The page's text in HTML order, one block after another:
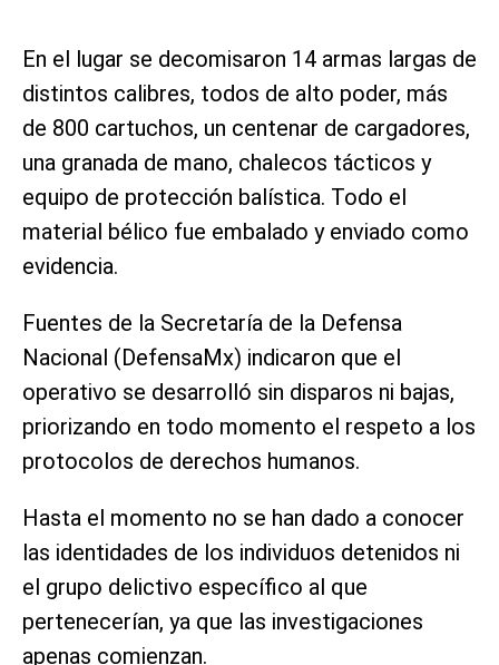
En el lugar se decomisaron 14 armas largas de
distintos calibres, todos de alto poder, más
de 800 cartuchos, un centenar de cargadores,
una granada de mano, chalecos tácticos y
equipo de protección balística. Todo el
material bélico fue embalado y enviado como
evidencia.
Fuentes de la Secretaría de la Defensa
Nacional (DefensaMx) indicaron que el
operativo se desarrolló sin disparos ni bajas,
priorizando en todo momento el respeto a los
protocolos de derechos humanos.
Hasta el momento no se han dado a conocer
las identidades de los individuos detenidos ni
el grupo delictivo específico al que
pertenecerían, ya que las investigaciones
apenas comienzan.